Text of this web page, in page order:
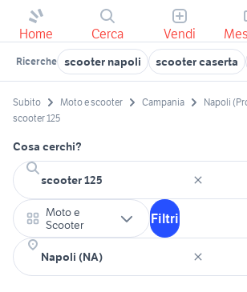
Home Cerca Vendi
Ricerche scooter napoli scooter caserta
Subito Moto e scooter Campania Napoli
scooter 125
Cosa cerchi?
Moto e
Scooter
Filtri